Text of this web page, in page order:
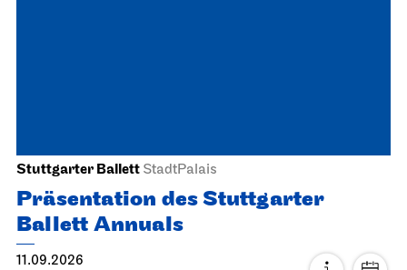
Stuttgarter Ballett StadtPalais
Präsentation des Stuttgarter
Ballett Annuals
11.09.2026